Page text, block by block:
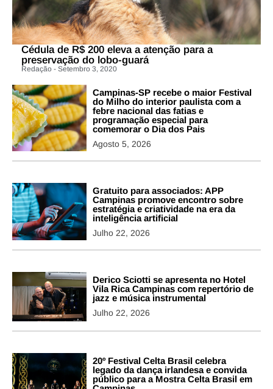
Cédula de R$ 200 eleva a atenção para a
preservação do lobo-guará
Redação - Setembro 3, 2020
Campinas-SP recebe o maior Festival
do Milho do interior paulista com a
febre nacional das fatias e
programação especial para
comemorar o Dia dos Pais
Agosto 5, 2026
Gratuito para associados: APP
Campinas promove encontro sobre
estratégia e criatividade na era da
inteligência artificial
Julho 22, 2026
Derico Sciotti se apresenta no Hotel
Vila Rica Campinas com repertório de
jazz e música instrumental
Julho 22, 2026
20º Festival Celta Brasil celebra
legado da dança irlandesa e convida
público para a Mostra Celta Brasil em